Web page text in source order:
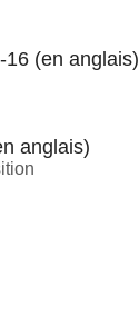
16 (en anglais)
anglais)